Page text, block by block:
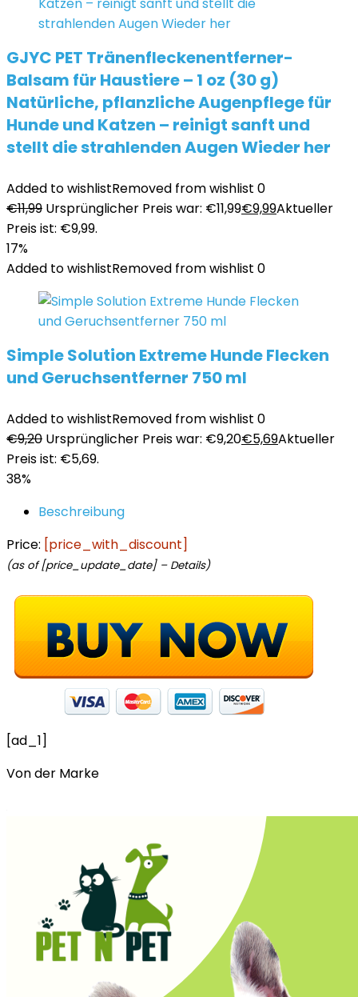
GJYC PET Tränenfleckenentferner-
Balsam für Haustiere – 1 oz (30 g)
Natürliche, pflanzliche Augenpflege für
Hunde und Katzen – reinigt sanft und
stellt die strahlenden Augen Wieder her
Added to wishlistRemoved from wishlist 0
€11,99 Ursprünglicher Preis war: €11,99€9,99Aktueller
Preis ist: €9,99.
17%
Added to wishlistRemoved from wishlist 0
Simple Solution Extreme Hunde Flecken
und Geruchsentferner 750 ml
Added to wishlistRemoved from wishlist 0
€9,20 Ursprünglicher Preis war: €9,20€5,69Aktueller
Preis ist: €5,69.
38%
Beschreibung
Price: [price_with_discount]
(as of [price_update_date] – Details)
[ad_1]
Von der Marke